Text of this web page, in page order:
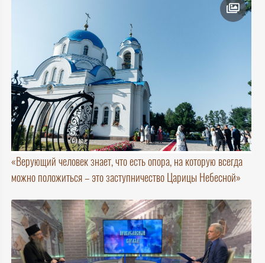
«Верующий человек знает, что есть опора, на которую всегда
можно положиться – это заступничество Царицы Небесной»